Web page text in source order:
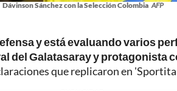
Dávinson Sánchez con la Selección Colombia AFP
y está evaluando varios
del Galatasaray y protagonista
que replicaron en